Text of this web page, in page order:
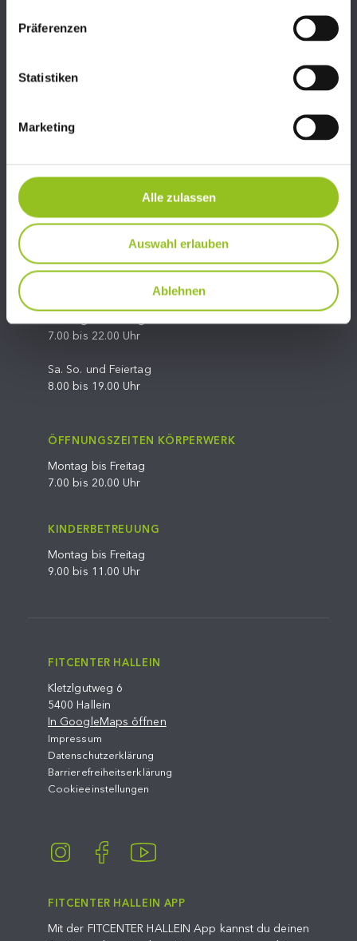
Präferenzen
Statistiken
Marketing
Alle zulassen
Auswahl erlauben
Ablehnen
06245/81324
info@fit-center-hallein.at
ÖFFNUNGSZEITEN FITCENTER HALLEIN
7.00 bis 22.00 Uhr
Sa. So. und Feiertag
8.00 bis 19.00 Uhr
ÖFFNUNGSZEITEN KÖRPERWERK
Montag bis Freitag
7.00 bis 20.00 Uhr
KINDERBETREUUNG
Montag bis Freitag
9.00 bis 11.00 Uhr
FITCENTER HALLEIN
Kletzlgutweg 6
5400 Hallein
In GoogleMaps öffnen
Impressum
Datenschutzerklärung
Barrierefreiheitserklärung
Cookieeinstellungen
FITCENTER HALLEIN APP
Mit der FITCENTER HALLEIN App kannst du deinen